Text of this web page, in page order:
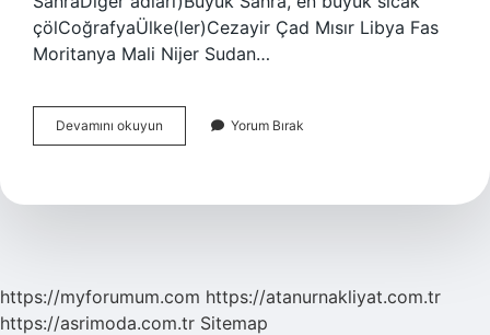
çölCoğrafyaÜlke(ler)Cezayir Çad Mısır Libya Fas
Moritanya Mali Nijer Sudan…
Devamını okuyun
Kum
Ülkede
Yorum Bırak
https://myforumum.com https://atanurnakliyat.com.tr
https://asrimoda.com.tr Sitemap